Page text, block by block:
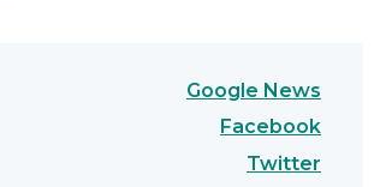
Google News
Facebook
Twitter